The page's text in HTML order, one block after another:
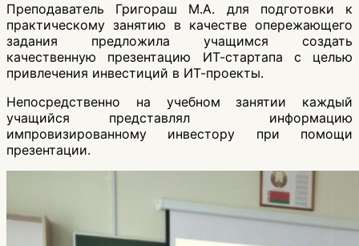
Преподаватель Григораш М.А. для подготовки к
практическому занятию в качестве опережающего
задания предложила учащимся создать
качественную презентацию ИТ-стартапа с целью
привлечения инвестиций в ИТ-проекты.
Непосредственно на учебном занятии каждый
учащийся представлял информацию
импровизированному инвестору при помощи
презентации.